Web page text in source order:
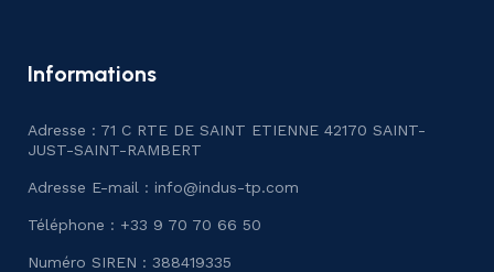
Informations
Adresse : 71 C RTE DE SAINT ETIENNE 42170 SAINT-
JUST-SAINT-RAMBERT
Adresse E-mail : info@indus-tp.com
Téléphone : +33 9 70 70 66 50
Numéro SIREN : 388419335